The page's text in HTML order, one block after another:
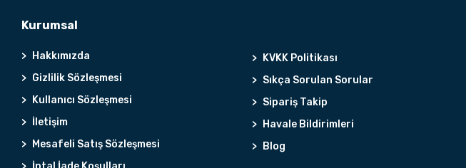
Kurumsal
Hakkımızda
Gizlilik Sözleşmesi
Kullanıcı Sözleşmesi
İletişim
Mesafeli Satış Sözleşmesi
KVKK Politikası
Sıkça Sorulan Sorular
Sipariş Takip
Havale Bildirimleri
Blog